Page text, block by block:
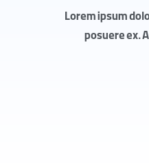
Lorem ipsum
posuere ex.